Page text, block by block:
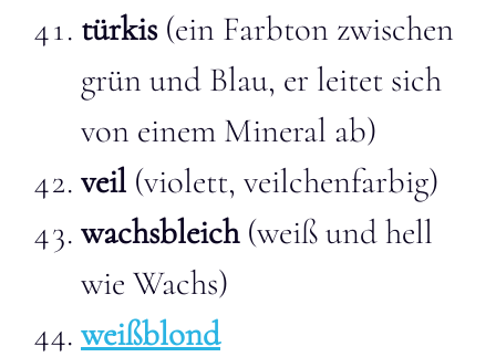
türkis(ein Farbton zwischen
grün und Blau, er leitet sich
von einem Mineral ab)
veil (violett, veilchenfarbig)
wachsbleich(weiß und hell
wie Wachs)
weißblond